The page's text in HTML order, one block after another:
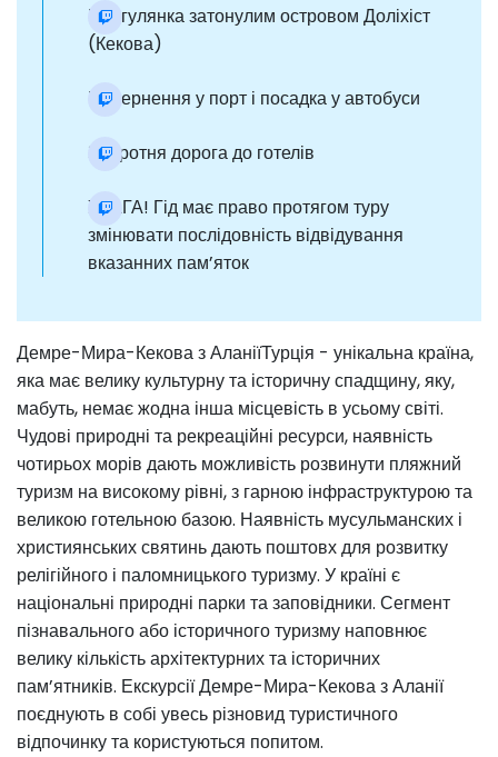
Прогулянка затонулим островом Доліхіст
(Кекова)
Повернення у порт і посадка у автобуси
Зворотня дорога до готелів
УВАГА! Гід має право протягом туру
змінювати послідовність відвідування
вказанних пам’яток
Демре-Мира-Кекова з АланіїТурція - унікальна країна,
яка має велику культурну та історичну спадщину, яку,
мабуть, немає жодна інша місцевість в усьому світі.
Чудові природні та рекреаційні ресурси, наявність
чотирьох морів дають можливість розвинути пляжний
туризм на високому рівні, з гарною інфраструктурою та
великою готельною базою. Наявність мусульманских і
християнських святинь дають поштовх для розвитку
релігійного і паломницького туризму. У країні є
національні природні парки та заповідники. Сегмент
пізнавального або історичного туризму наповнює
велику кількість архітектурних та історичних
пам’ятників. Екскурсії Демре-Мира-Кекова з Аланії
поєднують в собі увесь різновид туристичного
відпочинку та користуються попитом.